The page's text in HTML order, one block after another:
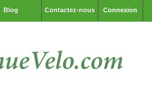
Connexion
Contactez-nous
Blog